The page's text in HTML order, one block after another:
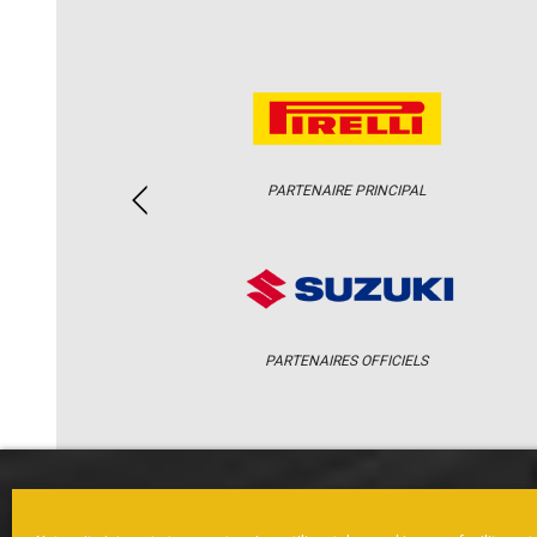
PARTENAIRE PRINCIPAL
PARTENAIRES OFFICIELS